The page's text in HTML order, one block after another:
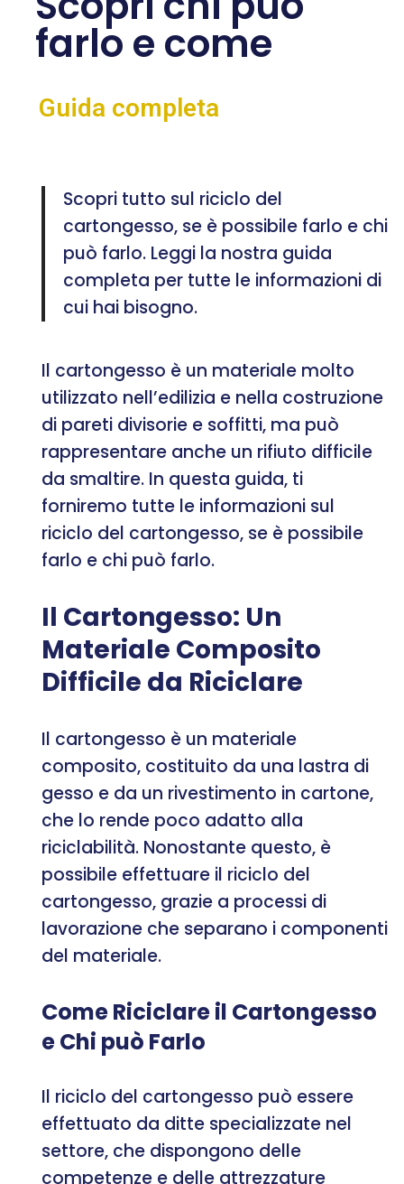
farlo e come
Guida completa
Scopri tutto sul riciclo del
cartongesso, se è possibile farlo e chi
può farlo. Leggi la nostra guida
completa per tutte le informazioni di
cui hai bisogno.
Il cartongesso è un materiale molto
utilizzato nell’edilizia e nella costruzione
di pareti divisorie e soffitti, ma può
rappresentare anche un rifiuto difficile
da smaltire. In questa guida, ti
forniremo tutte le informazioni sul
riciclo del cartongesso, se è possibile
farlo e chi può farlo.
Il Cartongesso: Un
Materiale Composito
Difficile da Riciclare
Il cartongesso è un materiale
composito, costituito da una lastra di
gesso e da un rivestimento in cartone,
che lo rende poco adatto alla
riciclabilità. Nonostante questo, è
possibile effettuare il riciclo del
cartongesso, grazie a processi di
lavorazione che separano i componenti
del materiale.
Come Riciclare il Cartongesso
e Chi può Farlo
Il riciclo del cartongesso può essere
effettuato da ditte specializzate nel
settore, che dispongono delle
competenze e delle attrezzature